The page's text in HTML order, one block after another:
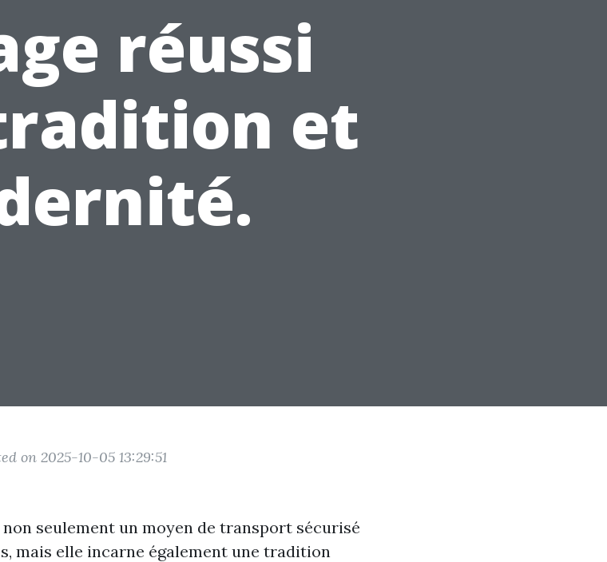
réussi
et
on 2025-10-05 13:29:51
seulement un moyen de transport sécurisé
mais elle incarne également une tradition